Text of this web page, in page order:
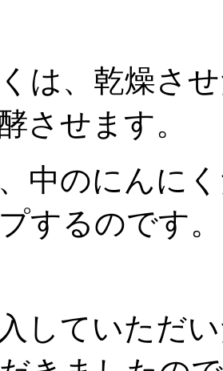
は、乾燥さ
させます。
中のにんに
するのです。
していただ